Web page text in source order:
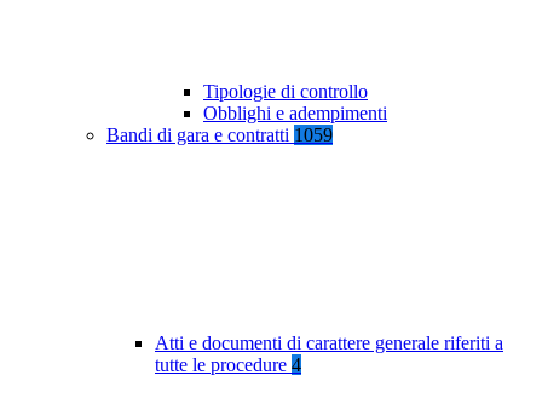
Tipologie di controllo
Obblighi e adempimenti
Bandi di gara e contratti 1059
Atti e documenti di carattere generale riferiti a
tutte le procedure 4